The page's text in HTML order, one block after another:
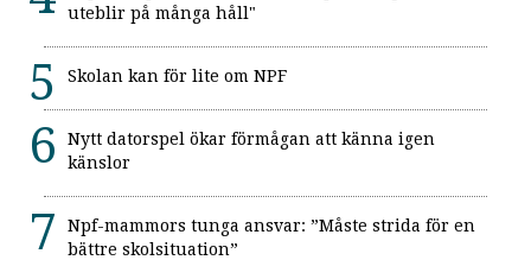
uteblir på många håll"
Skolan kan för lite om NPF
Nytt datorspel ökar förmågan att känna igen
känslor
Npf-mammors tunga ansvar: ”Måste strida för en
bättre skolsituation”